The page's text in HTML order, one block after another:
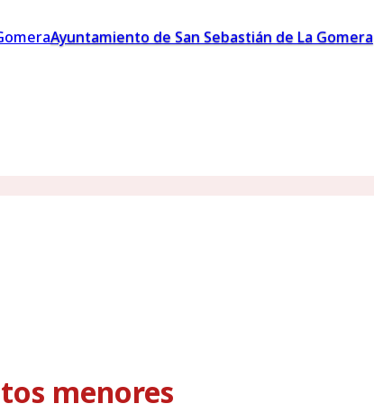
Ayuntamiento de San Sebastián de La Gomera
menores